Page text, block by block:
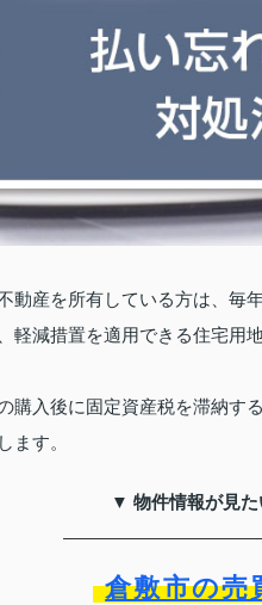
動産を所有している方は、毎
軽減措置を適用できる住宅用
購入後に固定資産税を滞納す
ます。
▼ 物件情報が見
倉敷市の売